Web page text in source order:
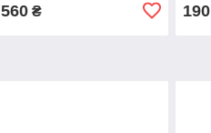
560₴ 190